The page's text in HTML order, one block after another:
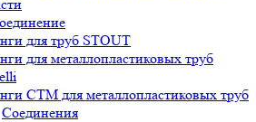
для труб STOUT
для металлопластиковых труб
СTM для металлопластиковых труб
Соединения